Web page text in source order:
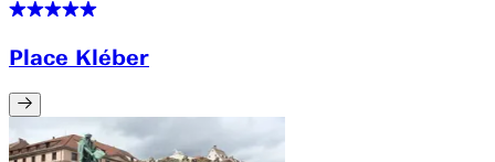
Place Kléber